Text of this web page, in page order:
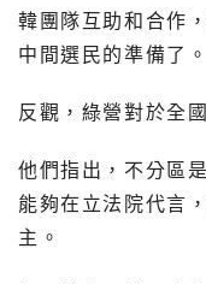
韓團隊互助和合作
中間選民的準備了。
反觀，綠營對於全
他們指出，不分區
能夠在立法院代言
主。